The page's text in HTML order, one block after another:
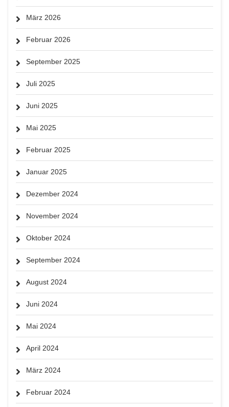
März 2026
Februar 2026
September 2025
Juli 2025
Juni 2025
Mai 2025
Februar 2025
Januar 2025
Dezember 2024
November 2024
Oktober 2024
September 2024
August 2024
Juni 2024
Mai 2024
April 2024
März 2024
Februar 2024